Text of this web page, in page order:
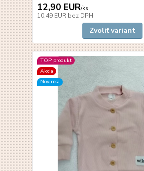
12,90 EUR/ks
10,49 EUR bez DPH
Zvoliť variant
TOP produkt
Akcia
Novinka